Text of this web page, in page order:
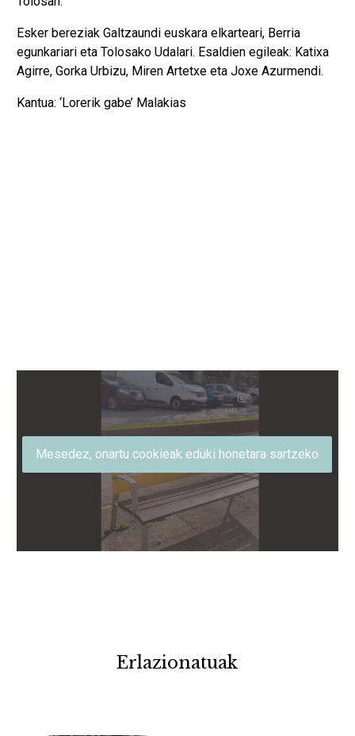
Esker bereziak Galtzaundi euskara elkarteari, Berria
egunkariari eta Tolosako Udalari. Esaldien egileak: Katixa
Agirre, Gorka Urbizu, Miren Artetxe eta Joxe Azurmendi.
Kantua: ‘Lorerik gabe’ Malakias
Mesedez, onartu cookieak eduki honetara sartzeko
Erlazionatuak